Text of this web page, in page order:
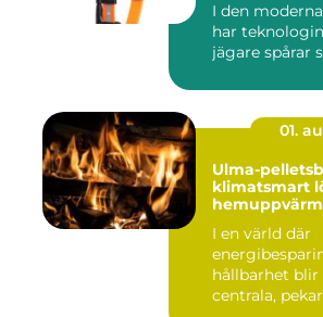
I den
har
jägare spårar
01.
Ulma-
klimatsmart
I en värld där
hållbarhet
centrala,